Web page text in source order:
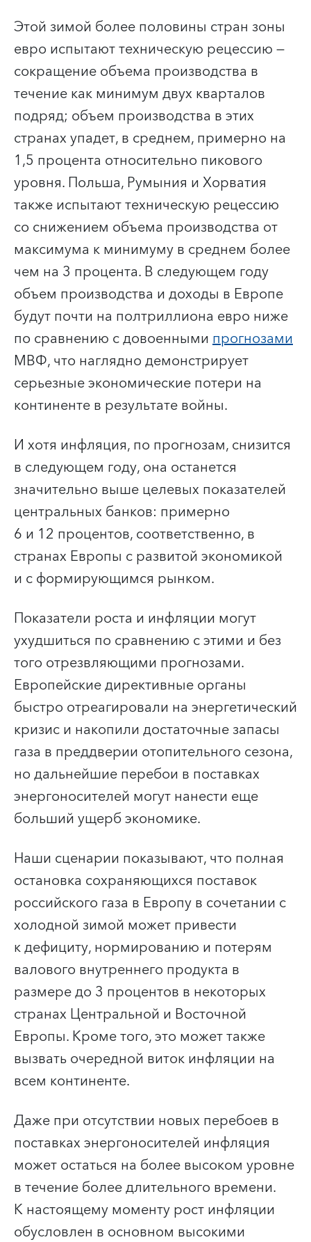
Этой зимой более половины стран зоны
евро испытают техническую рецессию —
сокращение объема производства в
течение как минимум двух кварталов
подряд; объем производства в этих
странах упадет, в среднем, примерно на
1,5 процента относительно пикового
уровня. Польша, Румыния и Хорватия
также испытают техническую рецессию
со снижением объема производства от
максимума к минимуму в среднем более
чем на 3 процента. В следующем году
объем производства и доходы в Европе
будут почти на полтриллиона евро ниже
по сравнению с довоеннымипрогнозами
МВФ, что наглядно демонстрирует
серьезные экономические потери на
континенте в результате войны.
И хотя инфляция, по прогнозам, снизится
в следующем году, она останется
значительно выше целевых показателей
центральных банков: примерно
6 и 12 процентов, соответственно, в
странах Европы с развитой экономикой
и с формирующимся рынком.
Показатели роста и инфляции могут
ухудшиться по сравнению с этими и без
того отрезвляющими прогнозами.
Европейские директивные органы
быстро отреагировали на энергетический
кризис и накопили достаточные запасы
газа в преддверии отопительного сезона,
но дальнейшие перебои в поставках
энергоносителей могут нанести еще
больший ущерб экономике.
Наши сценарии показывают, что полная
остановка сохраняющихся поставок
российского газа в Европу в сочетании с
холодной зимой может привести
к дефициту, нормированию и потерям
валового внутреннего продукта в
размере до 3 процентов в некоторых
странах Центральной и Восточной
Европы. Кроме того, это может также
вызвать очередной виток инфляции на
всем континенте.
Даже при отсутствии новых перебоев в
поставках энергоносителей инфляция
может остаться на более высоком уровне
в течение более длительного времени.
К настоящему моменту рост инфляции
обусловлен в основном высокими